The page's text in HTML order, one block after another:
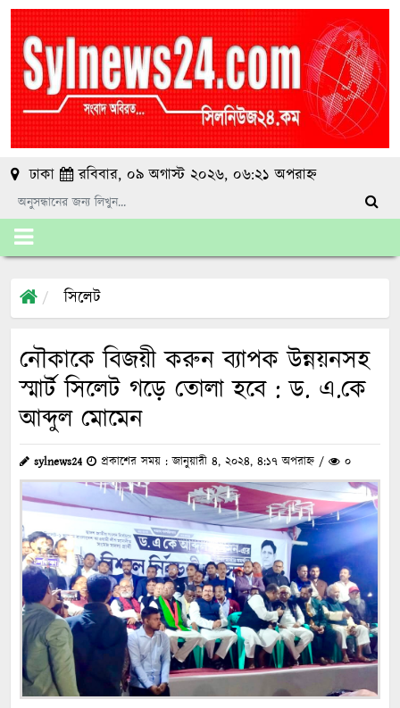
ঢাকা রবিবার, ০৯ অগাস্ট ২০২৬, ০৬:২১ অপরাহ্ন
সিলেট
নৌকাকে বিজয়ী করুন ব্যাপক উন্নয়নসহ
স্মার্ট সিলেট গড়ে তোলা হবে : ড. এ.কে
আব্দুল মোমেন
sylnews24 প্রকাশের সময় : জানুয়ারী ৪, ২০২৪, ৪:১৭ অপরাহ্ন / ০